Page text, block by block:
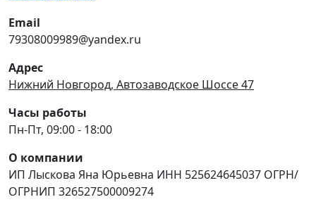
Email
79308009989@yandex.ru
Адрес
Нижний Новгород, Автозаводское Шоссе 47
Часы работы
Пн-Пт, 09:00 - 18:00
О компании
ИП Лыскова Яна Юрьевна ИНН 525624645037 ОГРН/
ОГРНИП 326527500009274